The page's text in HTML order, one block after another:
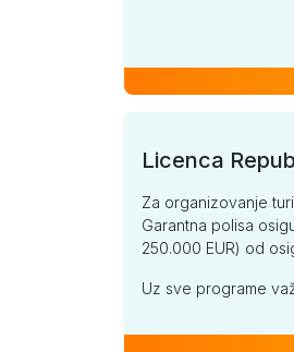
Licenca
Za organizovanje
Garantna polisa
250.000 EUR) od
Uz sve programe